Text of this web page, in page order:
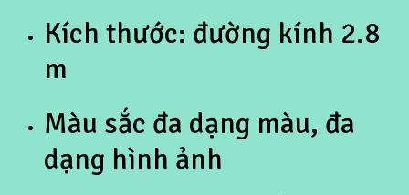
Kích thước: đường kính 2.8
m
Màu sắc đa dạng màu, đa
dạng hình ảnh